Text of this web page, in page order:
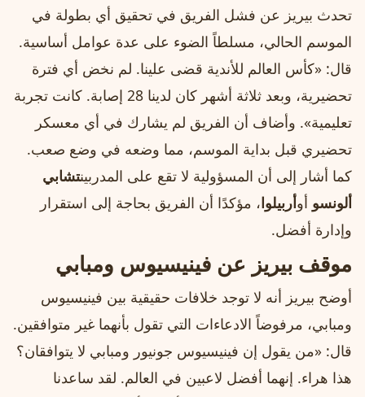
تحدث بيريز عن فشل الفريق في تحقيق أي بطولة في
الموسم الحالي، مسلطاً الضوء على عدة عوامل أساسية.
قال: «كأس العالم للأندية قضى علينا. لم نخض أي فترة
تحضيرية، وبعد ثلاثة أشهر كان لدينا 28 إصابة. كانت تجربة
تعليمية». وأضاف أن الفريق لم يشارك في أي معسكر
تحضيري قبل بداية الموسم، مما وضعه في وضع صعب.
كما أشار إلى أن المسؤولية لا تقع على المدربينتشابي
ألونسو أوأربيلوا، مؤكدًا أن الفريق بحاجة إلى استقرار
وإدارة أفضل.
موقف بيريز عن فينيسيوس ومبابي
أوضح بيريز أنه لا توجد خلافات حقيقية بين فينيسيوس
ومبابي، مرفوضاً الادعاءات التي تقول بأنهما غير متوافقين.
قال: «من يقول إن فينيسيوس جونيور ومبابي لا يتوافقان؟
هذا هراء. إنهما أفضل لاعبين في العالم. لقد ساعدنا